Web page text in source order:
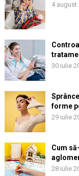
4 august
30 iulie
forme
29 iulie
Cum
28 iulie